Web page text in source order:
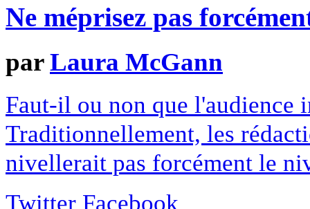
Ne méprisez pas
parLaura McGann
Faut-il ou non que
Traditionnellement, les
nivellerait pas forcément le
Twitter Facebook